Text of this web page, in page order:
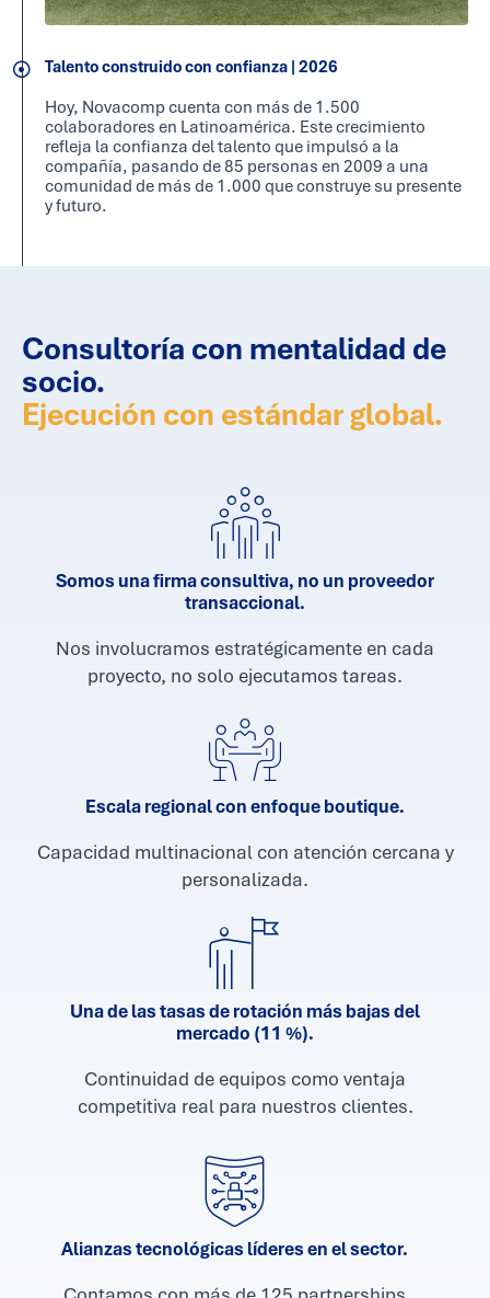
Talento construido con confianza | 2026
Hoy, Novacomp cuenta con más de 1.500
colaboradores en Latinoamérica. Este crecimiento
refleja la confianza del talento que impulsó a la
compañía, pasando de 85 personas en 2009 a una
comunidad de más de 1.000 que construye su presente
y futuro.
Consultoría con mentalidad de
socio.
Ejecución con estándar global.
Somos una firma consultiva, no un proveedor
transaccional.
Nos involucramos estratégicamente en cada
proyecto, no solo ejecutamos tareas.
Escala regional con enfoque boutique.
Capacidad multinacional con atención cercana y
personalizada.
Una de las tasas de rotación más bajas del
mercado (11 %).
Continuidad de equipos como ventaja
competitiva real para nuestros clientes.
Alianzas tecnológicas líderes en el sector.